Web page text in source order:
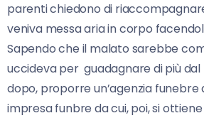
parenti chiedono di
veniva messa aria in corpo
Sapendo che il malato sarebbe
uccideva per guadagnare di più
dopo, proporre un’agenzia funebre
impresa funbre da cui, poi, si